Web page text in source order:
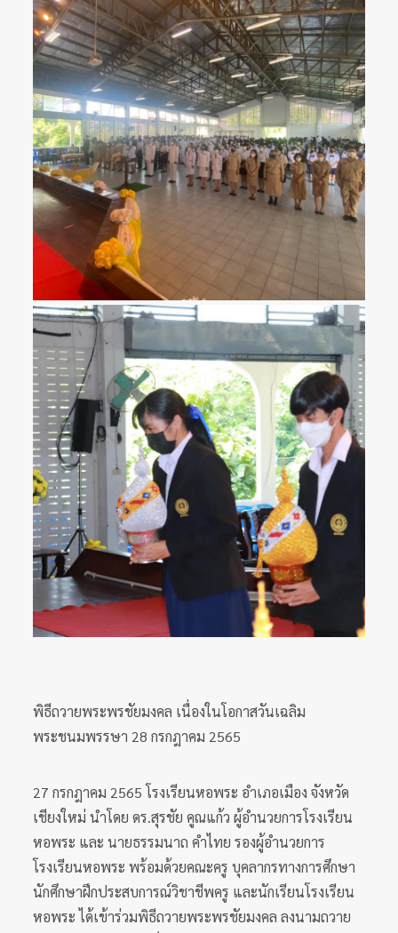
พิธีถวายพระพรชัยมงคล เนื่องในโอกาสวันเฉลิม
พระชนมพรรษา 28 กรกฎาคม 2565
27 กรกฎาคม 2565 โรงเรียนหอพระ อำเภอเมือง จังหวัด
เชียงใหม่ นำโดย ดร.สุรชัย คูณแก้ว ผู้อำนวยการโรงเรียน
หอพระ และ นายธรรมนาถ คำไทย รองผู้อำนวยการ
โรงเรียนหอพระ พร้อมด้วยคณะครู บุคลากรทางการศึกษา
นักศึกษาฝึกประสบการณ์วิชาชีพครู และนักเรียนโรงเรียน
หอพระ ได้เข้าร่วมพิธีถวายพระพรชัยมงคล ลงนามถวาย